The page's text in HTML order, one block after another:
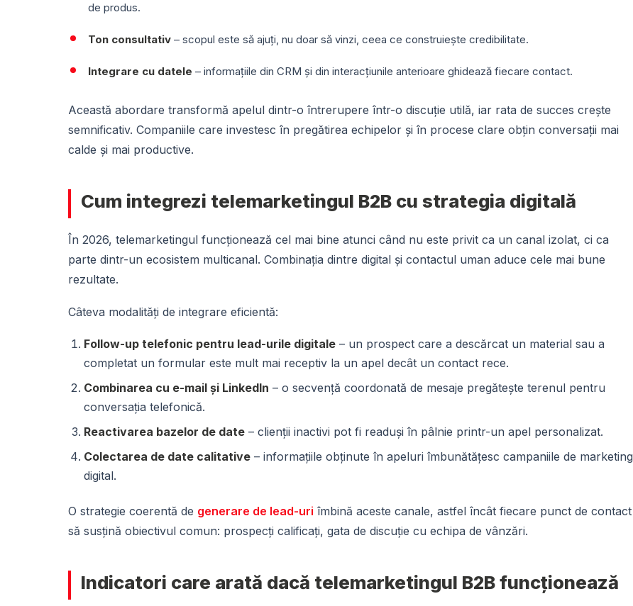
de produs.
Ton consultativ – scopul este să ajuți, nu doar să vinzi, ceea ce construiește credibilitate.
Integrare cu datele – informațiile din CRM și din interacțiunile anterioare ghidează fiecare contact.
Această abordare transformă apelul dintr-o întrerupere într-o discuție utilă, iar rata de succes crește
semnificativ. Companiile care investesc în pregătirea echipelor și în procese clare obțin conversații mai
calde și mai productive.
Cum integrezi telemarketingul B2B cu strategia digitală
În 2026, telemarketingul funcționează cel mai bine atunci când nu este privit ca un canal izolat, ci ca
parte dintr-un ecosistem multicanal. Combinația dintre digital și contactul uman aduce cele mai bune
rezultate.
Câteva modalități de integrare eficientă:
Follow-up telefonic pentru lead-urile digitale – un prospect care a descărcat un material sau a
completat un formular este mult mai receptiv la un apel decât un contact rece.
Combinarea cu e-mail și LinkedIn – o secvență coordonată de mesaje pregătește terenul pentru
conversația telefonică.
Reactivarea bazelor de date – clienții inactivi pot fi readuși în pâlnie printr-un apel personalizat.
Colectarea de date calitative – informațiile obținute în apeluri îmbunătățesc campaniile de marketing
digital.
O strategie coerentă de generare de lead-uri îmbină aceste canale, astfel încât fiecare punct de contact
să susțină obiectivul comun: prospecți calificați, gata de discuție cu echipa de vânzări.
Indicatori care arată dacă telemarketingul B2B funcționează